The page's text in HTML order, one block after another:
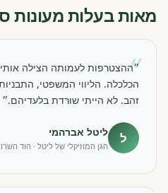
מאות בעלות מעונות
״
״ההצטרפות לעמותה הצילה
הכלכלה. הליווי המשפטי,
זהב. לא הייתי שורדת בלעדיהם.״
ל ליטל אברהמי
הגן המוזיקלי של ליטל · הוד השרון